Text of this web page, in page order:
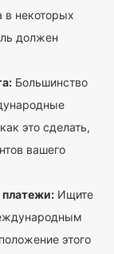
в некоторых
должен
Большинство
это сделать,
вашего
Ищите
этого